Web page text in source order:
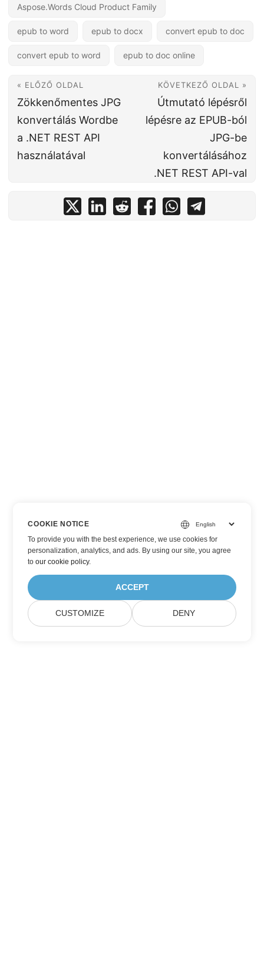
Aspose.Words Cloud Product Family
epub to word epub to docx convert epub to doc
convert epub to word epub to doc online
« ELŐZŐ OLDAL
Zökkenőmentes JPG
konvertálás Wordbe
a .NET REST API
használatával
KÖVETKEZŐ OLDAL »
Útmutató lépésről
lépésre az EPUB-ból
JPG-be
konvertálásához
.NET REST API-val
COOKIE NOTICE
To provide you with the best experience, we use cookies for
personalization, analytics, and ads. By using our site, you agree
toour cookie policy.
ACCEPT
CUSTOMIZE DENY